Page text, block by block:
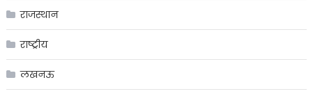
राजस्थान
राष्ट्रीय
लखनऊ